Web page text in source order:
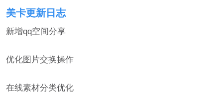
美卡更新日志
新增qq空间分享
优化图片交换操作
在线素材分类优化